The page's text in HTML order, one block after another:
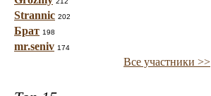
Strannic 202
Брат 198
mr.seniv 174
Все участники >>